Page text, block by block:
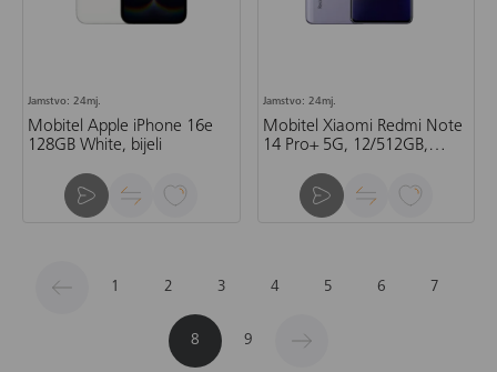
Jamstvo: 24mj.
Mobitel Apple iPhone 16e
128GB White, bijeli
Jamstvo: 24mj.
Mobitel Xiaomi Redmi Note
14 Pro+ 5G, 12/512GB,
1 2 3 4 5 6 7
8 9